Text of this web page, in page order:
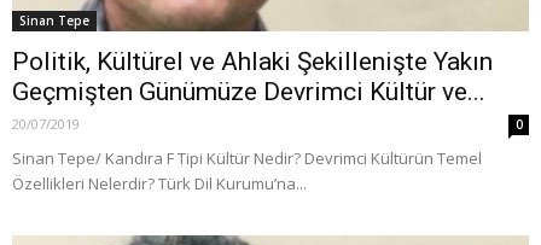
Sinan Tepe
Politik, Kültürel ve Ahlaki Şekillenişte Yakın
Geçmişten Günümüze Devrimci Kültür ve...
20/07/2019 0
Sinan Tepe/ Kandıra F Tipi Kültür Nedir? Devrimci Kültürün Temel
Özellikleri Nelerdir? Türk Dil Kurumu’na...